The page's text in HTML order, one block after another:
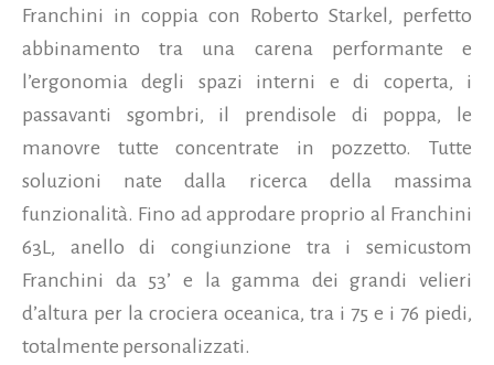
Franchini in coppia con Roberto Starkel, perfetto
abbinamento tra una carena performante e
l’ergonomia degli spazi interni e di coperta, i
passavanti sgombri, il prendisole di poppa, le
manovre tutte concentrate in pozzetto. Tutte
soluzioni nate dalla ricerca della massima
funzionalità. Fino ad approdare proprio al Franchini
63L, anello di congiunzione tra i semicustom
Franchini da 53’ e la gamma dei grandi velieri
d’altura per la crociera oceanica, tra i 75 e i 76 piedi,
totalmente personalizzati.